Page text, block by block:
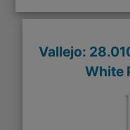
Vallejo:
White